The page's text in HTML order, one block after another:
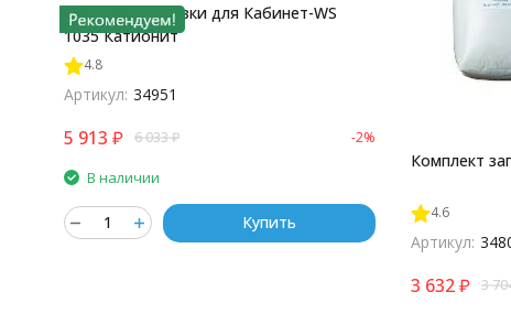
Комплект загрузки для Кабинет-WS
1035 Катионит
4.8
Артикул: 34951
5 913 ₽ 6 033₽ -2%
В наличии
Купить
Комплект
4.6
Артикул:
3 632₽ 3